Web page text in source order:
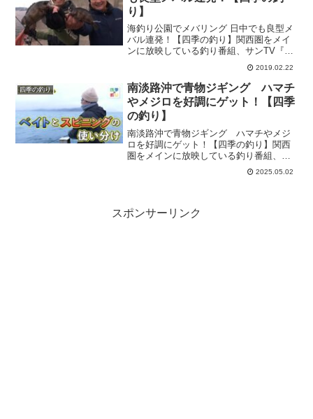
り】
海釣り公園でメバリング 日中でも良型メ
バル連発！【四季の釣り】関西圏をメイ
ンに放映している釣り番組、サンTV『四
季の釣り』の公式チャンネルからの紹介
です。今回は『海釣り公園でメバリング
日中でも良型メバル連発！』をお届けし
ます♪神戸市立平磯...
2019.02.22
四季の釣り
南淡路沖で青物ジギング ハマチ
やメジロを好調にゲット！【四季
の釣り】
南淡路沖で青物ジギング ハマチやメジ
ロを好調にゲット！【四季の釣り】関西
圏をメインに放映している釣り番組、サ
ンTV『四季の釣り』の公式チャンネルか
らの紹介です。今回は『南淡路沖で青物
2025.05.02
スポンサーリンク